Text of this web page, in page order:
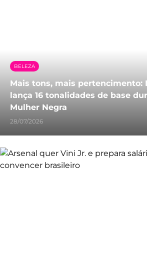
BELEZA
Mais tons, mais pertencimento:
lança 16 tonalidades de base
Mulher Negra
28/07/2026